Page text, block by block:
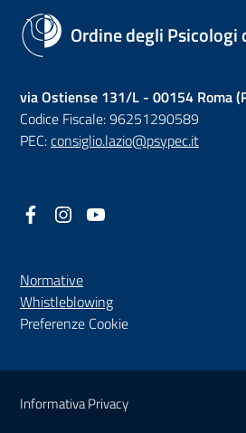
Ordine degli Psicologi
via Ostiense 131/L - 00154 Roma
Codice Fiscale: 96251290589
PEC:consiglio.lazio@psypec.it
Facebook
(nuova scheda - new tab)
Instagram
(nuova scheda - new tab)
Normative
Whistleblowing(nuova scheda - new
Preferenze Cookie
Sezione Link Utili
Informativa Privacy